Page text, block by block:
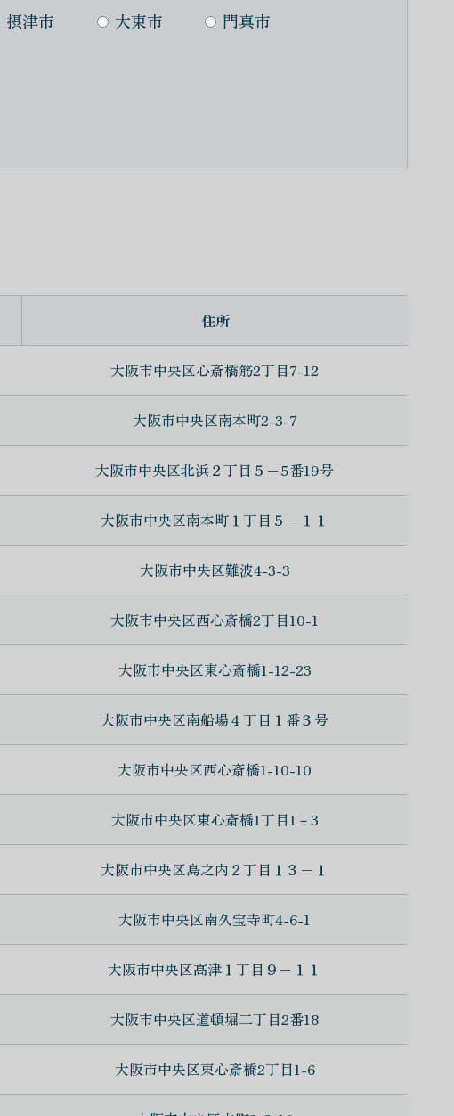
摂津市 大東市
門真市
住所
大阪市中央区心斎橋筋2丁目7-12
大阪市中央区南本町2-3-7
大阪市中央区北浜２丁目５−5番19号
大阪市中央区南本町１丁目５−１１
大阪市中央区難波4-3-3
大阪市中央区西心斎橋2丁目10-1
大阪市中央区東心斎橋1-12-23
大阪市中央区南船場４丁目１番３号
大阪市中央区西心斎橋1-10-10
大阪市中央区東心斎橋1丁目1－3
大阪市中央区島之内２丁目１３−１
大阪市中央区南久宝寺町4-6-1
大阪市中央区高津１丁目９−１１
大阪市中央区道頓堀二丁目2番18
大阪市中央区東心斎橋2丁目1-6